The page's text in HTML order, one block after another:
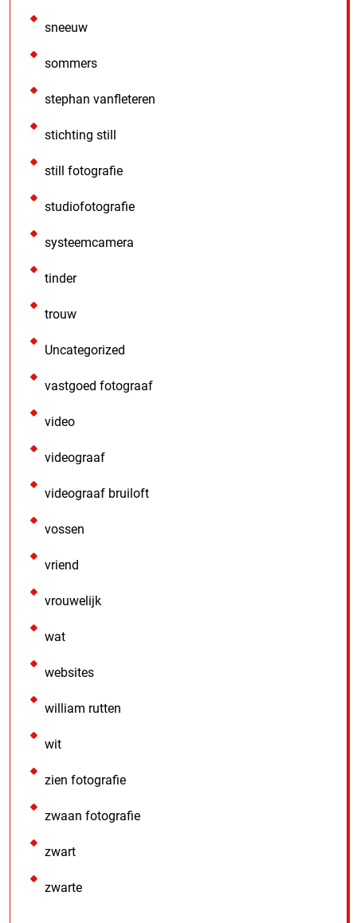
sneeuw
sommers
stephan vanfleteren
stichting still
still fotografie
studiofotografie
systeemcamera
tinder
trouw
Uncategorized
vastgoed fotograaf
video
videograaf
videograaf bruiloft
vossen
vriend
vrouwelijk
wat
websites
william rutten
wit
zien fotografie
zwaan fotografie
zwart
zwarte